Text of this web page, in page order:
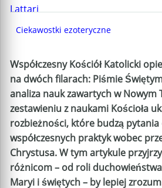
Ciekawostki ezoteryczne
Współczesny Kościół Katolicki
na dwóch filarach: Piśmie
analiza nauk zawartych w Nowym
zestawieniu z naukami Kościoła
rozbieżności, które budzą
współczesnych praktyk wobec
Chrystusa. W tym artykule
różnicom – od roli
Maryi i świętych – by lepiej